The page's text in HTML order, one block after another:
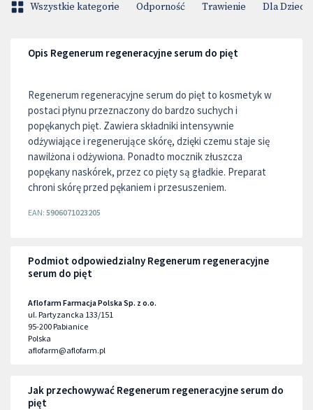
Wszystkie kategorie Odporność Trawienie Dla Dzieci
Opis Regenerum regeneracyjne serum do pięt
Regenerum regeneracyjne serum do pięt to kosmetyk w
postaci płynu przeznaczony do bardzo suchych i
popękanych pięt. Zawiera składniki intensywnie
odżywiające i regenerujące skórę, dzięki czemu staje się
nawilżona i odżywiona. Ponadto mocznik złuszcza
popękany naskórek, przez co pięty są gładkie. Preparat
chroni skórę przed pękaniem i przesuszeniem.
EAN: 5906071023205
Podmiot odpowiedzialny Regenerum regeneracyjne
serum do pięt
Aflofarm Farmacja Polska Sp. z o.o.
ul. Partyzancka 133/151
95-200Pabianice
Polska
aflofarm@aflofarm.pl
Jak przechowywać Regenerum regeneracyjne serum do
pięt